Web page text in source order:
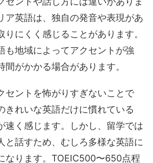
ア英語は、独自の発音や表現があ
りにくく感じることがあります。
も地域によってアクセントが強
間がかかる場合があります。
セントを怖がりすぎないことで
きれいな英語だけに慣れている
速く感じます。しかし、留学では
と話すため、むしろ多様な英語に
なります。TOEIC500〜650点程